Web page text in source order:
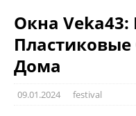
Окна
Дома
09.01.2024 festival